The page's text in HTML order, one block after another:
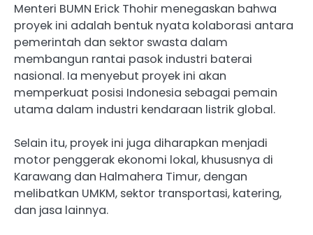
Menteri BUMN Erick Thohir menegaskan bahwa
proyek ini adalah bentuk nyata kolaborasi antara
pemerintah dan sektor swasta dalam
membangun rantai pasok industri baterai
nasional. Ia menyebut proyek ini akan
memperkuat posisi Indonesia sebagai pemain
utama dalam industri kendaraan listrik global.
Selain itu, proyek ini juga diharapkan menjadi
motor penggerak ekonomi lokal, khususnya di
Karawang dan Halmahera Timur, dengan
melibatkan UMKM, sektor transportasi, katering,
dan jasa lainnya.